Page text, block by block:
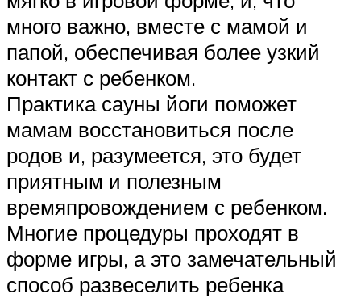
много важно, вместе с мамой и
папой, обеспечивая более узкий
контакт с ребенком.
Практика сауны йоги поможет
мамам восстановиться после
родов и, разумеется, это будет
приятным и полезным
времяпровождением с ребенком.
Многие процедуры проходят в
форме игры, а это замечательный
способ развеселить ребенка